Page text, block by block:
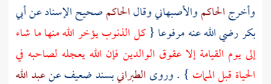
وأخرجالحاكموالأصبهانيوقالالحاكمصحيح الإسناد عنأبي
بكررضي الله عنه مرفوعا {كل الذنوب يؤخر الله منها ما شاء
إلى يوم القيامة إلا عقوق الوالدين فإن الله يعجله لصاحبه في
الحياة قبل الممات } . وروى الطبرانيبسند ضعيف عنعبد الله